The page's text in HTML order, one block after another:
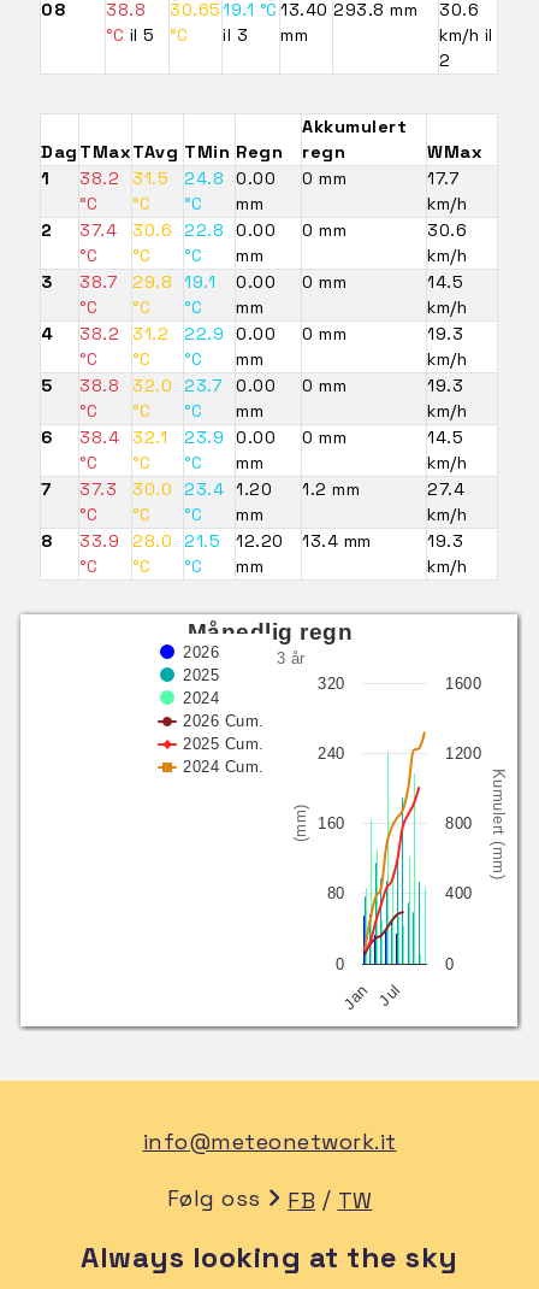
08
38.8
°C il 5
30.65
°C
19.1 °C
il 3
13.40
mm
293.8 mm
30.6
km/h il
2
Dag TMaxTAvg TMin Regn
Akkumulert
regn
WMax
1
38.2
°C
31.5
°C
24.8
°C
0.00
mm
0 mm
17.7
km/h
2
37.4
°C
30.6
°C
22.8
°C
0.00
mm
0 mm
30.6
km/h
3
38.7
°C
29.8
°C
19.1
°C
0.00
mm
0 mm
14.5
km/h
4
38.2
°C
31.2
°C
22.9
°C
0.00
mm
0 mm
19.3
km/h
5
38.8
°C
32.0
°C
23.7
°C
0.00
mm
0 mm
19.3
km/h
6
38.4
°C
32.1
°C
23.9
°C
0.00
mm
0 mm
14.5
km/h
7
37.3
°C
30.0
°C
23.4
°C
1.20
mm
1.2 mm
27.4
km/h
8
33.9
°C
28.0
°C
21.5
°C
12.20
mm
13.4 mm
19.3
km/h
(mm) Kumulert (mm)
Månedlig regn
siste 3 år
2026
2025
2024
2026 Cum.
2025 Cum.
2024 Cum.
Jan Jul
0
80
160
240
320
0
400
800
1200
1600
info@meteonetwork.it
Følg oss FB / TW
Always looking at the sky